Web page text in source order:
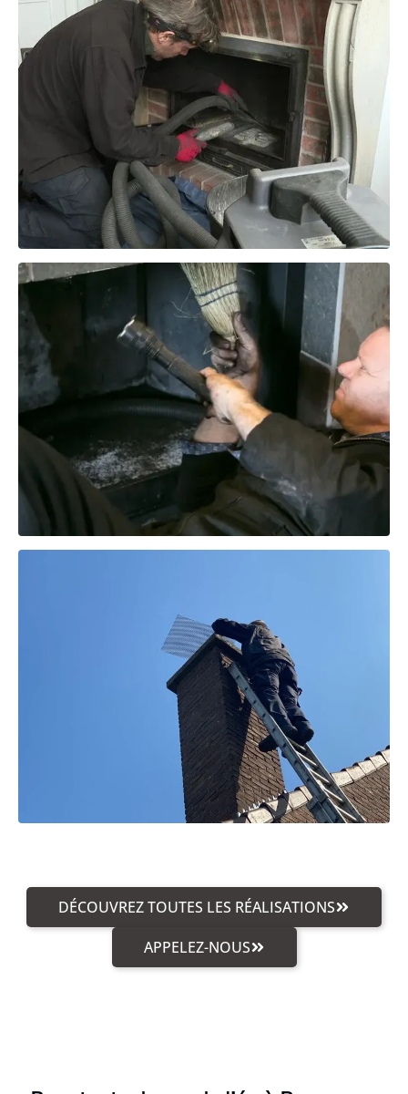
DÉCOUVREZ TOUTES LES RÉALISATIONS
APPELEZ-NOUS